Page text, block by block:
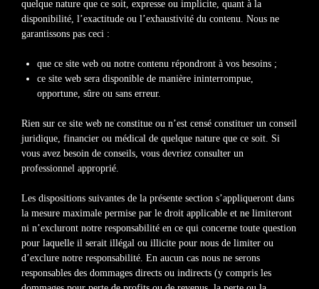
quelque nature que ce soit, expresse ou implicite, quant à la
disponibilité, l’exactitude ou l’exhaustivité du contenu. Nous ne
garantissons pas ceci :
que ce site web ou notre contenu répondront à vos besoins ;
ce site web sera disponible de manière ininterrompue,
opportune, sûre ou sans erreur.
Rien sur ce site web ne constitue ou n’est censé constituer un conseil
juridique, financier ou médical de quelque nature que ce soit. Si
vous avez besoin de conseils, vous devriez consulter un
professionnel approprié.
Les dispositions suivantes de la présente section s’appliqueront dans
la mesure maximale permise par le droit applicable et ne limiteront
ni n’excluront notre responsabilité en ce qui concerne toute question
pour laquelle il serait illégal ou illicite pour nous de limiter ou
d’exclure notre responsabilité. En aucun cas nous ne serons
responsables des dommages directs ou indirects (y compris les